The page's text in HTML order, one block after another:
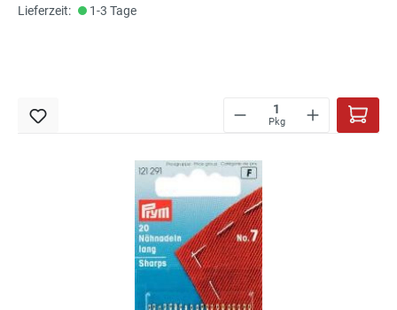
Lieferzeit:
1-3 Tage
Pkg